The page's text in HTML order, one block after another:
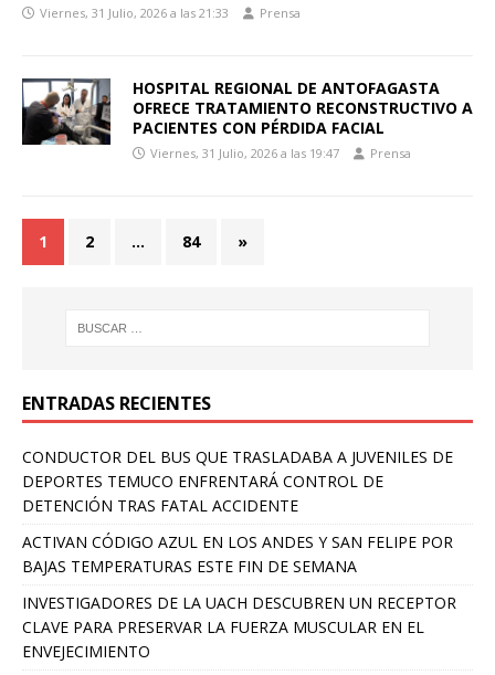
Viernes, 31 Julio, 2026 a las 21:33 Prensa
HOSPITAL REGIONAL DE ANTOFAGASTA
OFRECE TRATAMIENTO RECONSTRUCTIVO A
PACIENTES CON PÉRDIDA FACIAL
Viernes, 31 Julio, 2026 a las 19:47 Prensa
1 2 … 84 »
ENTRADAS RECIENTES
CONDUCTOR DEL BUS QUE TRASLADABA A JUVENILES DE
DEPORTES TEMUCO ENFRENTARÁ CONTROL DE
DETENCIÓN TRAS FATAL ACCIDENTE
ACTIVAN CÓDIGO AZUL EN LOS ANDES Y SAN FELIPE POR
BAJAS TEMPERATURAS ESTE FIN DE SEMANA
INVESTIGADORES DE LA UACH DESCUBREN UN RECEPTOR
CLAVE PARA PRESERVAR LA FUERZA MUSCULAR EN EL
ENVEJECIMIENTO